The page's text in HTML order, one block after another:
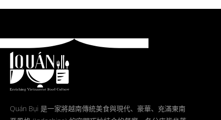
Quán Bụi 是一家將越南傳統美食與現代、豪華、充滿東南